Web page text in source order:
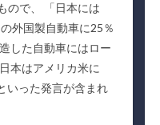
ので、 「日本には
外国製自動車に25％
した自動車にはロー
本はアメリカ米に
いった発言が含まれ